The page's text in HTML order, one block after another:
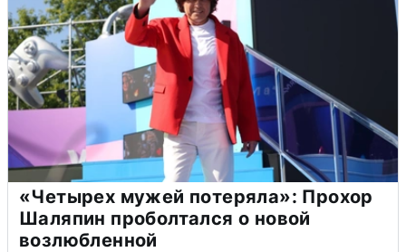
«Четырех мужей потеряла»: Прохор
Шаляпин проболтался о новой
возлюбленной